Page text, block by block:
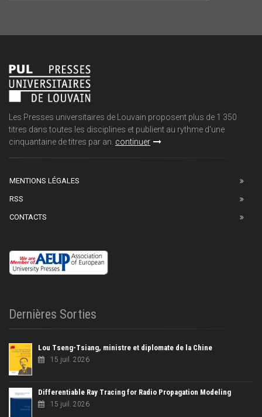
Les Presses universitaires de Louvain proposent plus de 1 350
titres dans toutes les disciplines et publient au rythme d'une
cinquantaine de titres par an. continuer
MENTIONS LÉGALES
RSS
CONTACTS
Dernières Sorties
Lou Tseng-Tsiang, ministre et diplomate de la Chine
15 juil. 2026
Differentiable Ray Tracing for Radio Propagation Modeling
15 juil. 2026